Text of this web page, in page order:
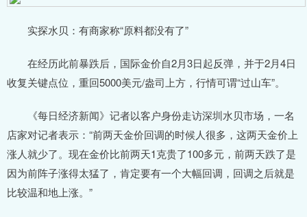
实探水贝：有商家称“原料都没有了”
在经历此前暴跌后，国际金价自2月3日起反弹，并于2月4日
收复关键点位，重回5000美元/盎司上方，行情可谓“过山车”。
《每日经济新闻》记者以客户身份走访深圳水贝市场，一名
店家对记者表示：“前两天金价回调的时候人很多，这两天金价上
涨人就少了。现在金价比前两天1克贵了100多元，前两天跌了是
因为前阵子涨得太猛了，肯定要有一个大幅回调，回调之后就是
比较温和地上涨。”